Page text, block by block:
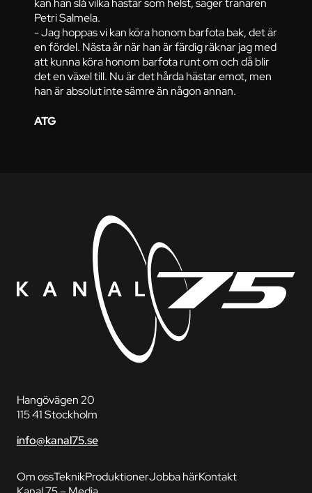
kan han slå vilka hästar som helst, säger tränaren
Petri Salmela.
- Jag hoppas vi kan köra honom barfota bak, det är
en fördel. Nästa år när han är färdig räknar jag med
att kunna köra honom barfota runt om och då blir
det en växel till. Nu är det hårda hästar emot, men
han är absolut inte sämre än någon annan.
ATG
Hangövägen 20
115 41 Stockholm
info@kanal75.se
Om ossTeknikProduktionerJobba härKontakt